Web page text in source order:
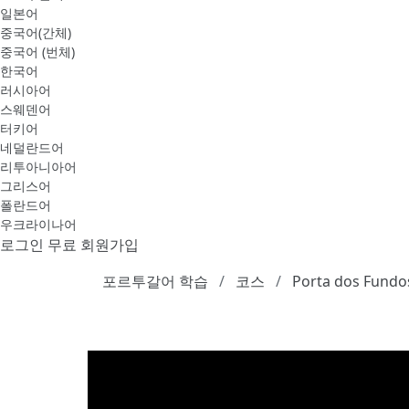
일본어
중국어(간체)
중국어 (번체)
한국어
러시아어
스웨덴어
터키어
네덜란드어
리투아니아어
그리스어
폴란드어
우크라이나어
로그인 무료 회원가입
포르투갈어 학습
코스 Porta dos